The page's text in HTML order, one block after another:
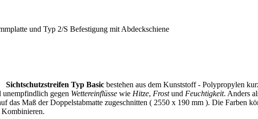
und Typ 2/S Befestigung mit Abdeckschiene
Sichtschutzstreifen Typ Basicbestehen aus dem Kunststoff - Polypropylen
gegen Wettereinflüsse wie Hitze, Frostund Feuchtigkeit. Anders
das Maß der Doppelstabmatte zugeschnitten ( 2550 x 190 mm ). Die Farben